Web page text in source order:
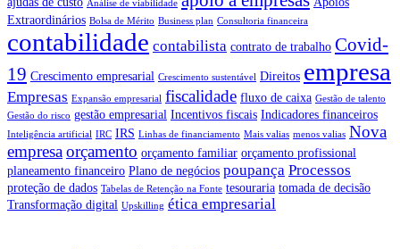
Análise de viabilidade
Extraordinários Bolsa de Mérito Business plan Consultoria financeira
contabilidade contabilista contrato de trabalho Covid-
19 Crescimento empresarial Crescimento sustentável Direitos empresa
Empresas Expansão empresarial fiscalidade fluxo de caixa Gestão de talento
Gestão do risco gestão empresarial Incentivos fiscais Indicadores financeiros
Inteligência artificial IRC IRS Linhas de financiamento Mais valias menos valias Nova
empresaorçamento orçamento familiar orçamento profissional
planeamento financeiro Plano de negócios poupança Processos
proteção de dados Tabelas de Retenção na Fonte tesouraria tomada de decisão
Transformação digital Upskilling ética empresarial